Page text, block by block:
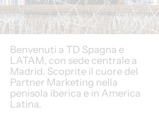
Benvenuti a TD Spagna e
LATAM, con sede centrale a
Madrid. Scoprite il cuore del
Partner Marketing nella
penisola iberica e in America
Latina.